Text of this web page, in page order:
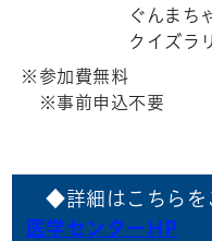
ぐんまちゃんが1
クイズラリーで
※参加費無料
※事前申込不要
◆詳細はこちら
医学センターHP